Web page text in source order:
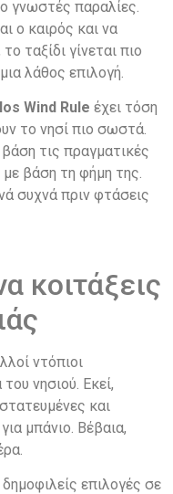
γνωστές παραλίες.
ο καιρός και να
ταξίδι γίνεται πιο
λάθος επιλογή.
Wind Rule έχει τόση
το νησί πιο σωστά.
τις πραγματικές
με βάση τη φήμη της.
συχνά πριν φτάσεις
κοιτάξεις
ντόπιοι
νησιού. Εκεί,
και
μπάνιο. Βέβαια,
επιλογές σε